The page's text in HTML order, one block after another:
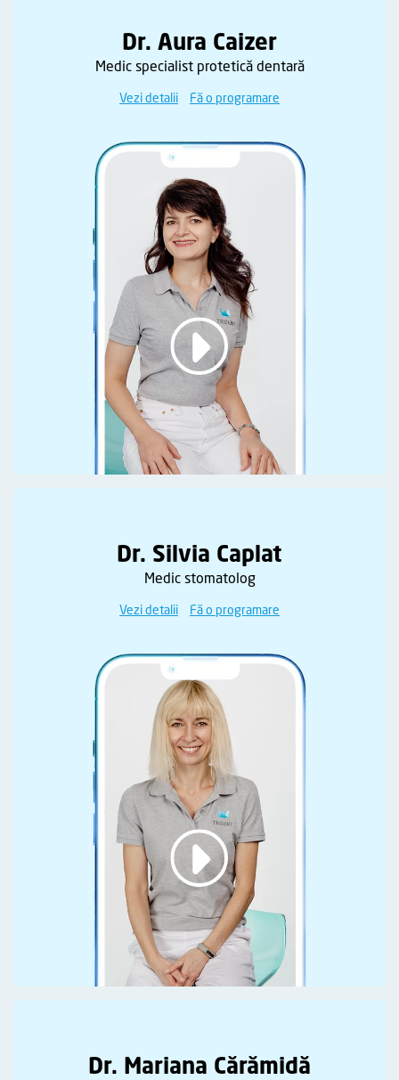
Dr. Aura Caizer
Medic specialist protetică dentară
Vezi detalii Fă o programare
Dr. Silvia Caplat
Medic stomatolog
Vezi detalii Fă o programare
Dr. Mariana Cărămidă